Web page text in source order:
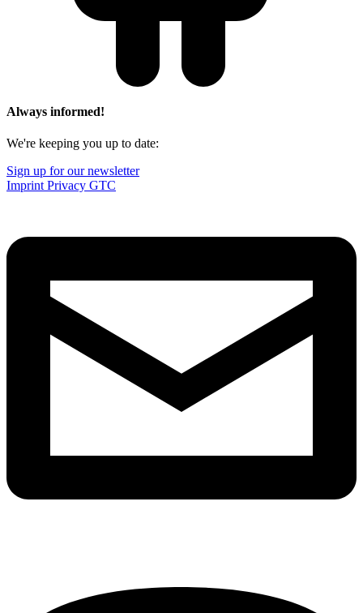
Always informed!
We're keeping you up to date:
Sign up for our newsletter
Imprint Privacy GTC